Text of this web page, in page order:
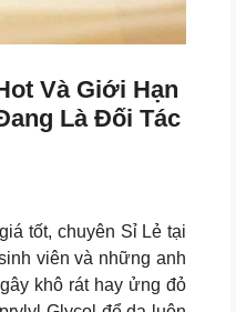
Và Giới Hạn
Là Đối Tác
tốt, chuyên Sỉ Lẻ tại
viên và những anh
khô rát hay ửng đỏ